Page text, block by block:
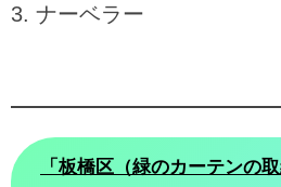
ナーベラー
「 板橋区（緑のカーテンの